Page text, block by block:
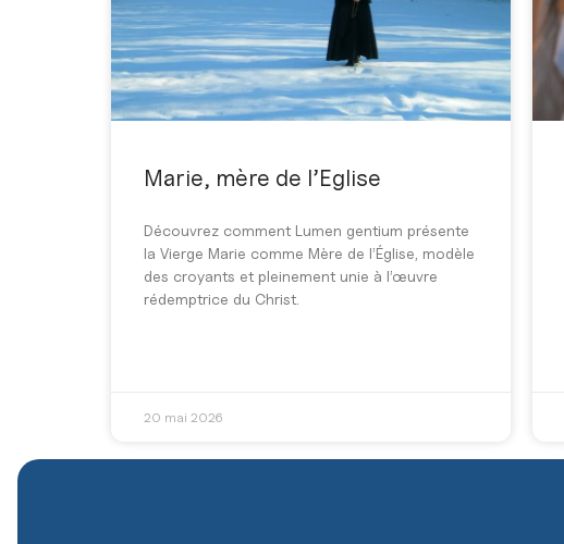
Marie, mère de l’Eglise
Découvrez comment Lumen gentium présente
la Vierge Marie comme Mère de l’Église, modèle
des croyants et pleinement unie à l’œuvre
rédemptrice du Christ.
20 mai 2026